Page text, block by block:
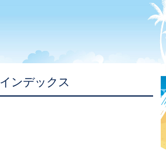
インデックス